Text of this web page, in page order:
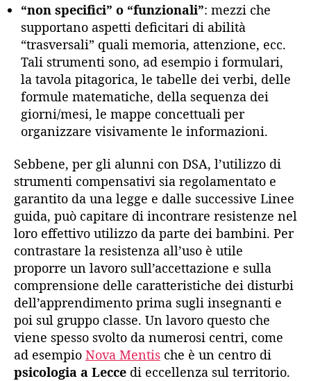
“non specifici” o “funzionali”: mezzi che
supportano aspetti deficitari di abilità
“trasversali” quali memoria, attenzione, ecc.
Tali strumenti sono, ad esempio i formulari,
la tavola pitagorica, le tabelle dei verbi, delle
formule matematiche, della sequenza dei
giorni/mesi, le mappe concettuali per
organizzare visivamente le informazioni.
Sebbene, per gli alunni con DSA, l’utilizzo di
strumenti compensativi sia regolamentato e
garantito da una legge e dalle successive Linee
guida, può capitare di incontrare resistenze nel
loro effettivo utilizzo da parte dei bambini. Per
contrastare la resistenza all’uso è utile
proporre un lavoro sull’accettazione e sulla
comprensione delle caratteristiche dei disturbi
dell’apprendimento prima sugli insegnanti e
poi sul gruppo classe. Un lavoro questo che
viene spesso svolto da numerosi centri, come
ad esempio Nova Mentis che è un centro di
psicologia a Lecce di eccellenza sul territorio.